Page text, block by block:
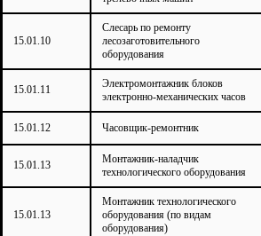
15.01.10
Слесарь по ремонту
лесозаготовительного
оборудования
15.01.11
Электромонтажник блоков
электронно-механических часов
15.01.12 Часовщик-ремонтник
15.01.13
Монтажник-наладчик
технологического оборудования
15.01.13
Монтажник технологического
оборудования (по видам
оборудования)